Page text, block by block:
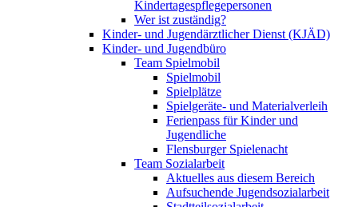
Kindertagespflegepersonen
Wer ist zuständig?
Kinder- und Jugendärztlicher Dienst (KJÄD)
Kinder- und Jugendbüro
Team Spielmobil
Spielmobil
Spielplätze
Spielgeräte- und Materialverleih
Ferienpass für Kinder und
Jugendliche
Flensburger Spielenacht
Team Sozialarbeit
Aktuelles aus diesem Bereich
Aufsuchende Jugendsozialarbeit